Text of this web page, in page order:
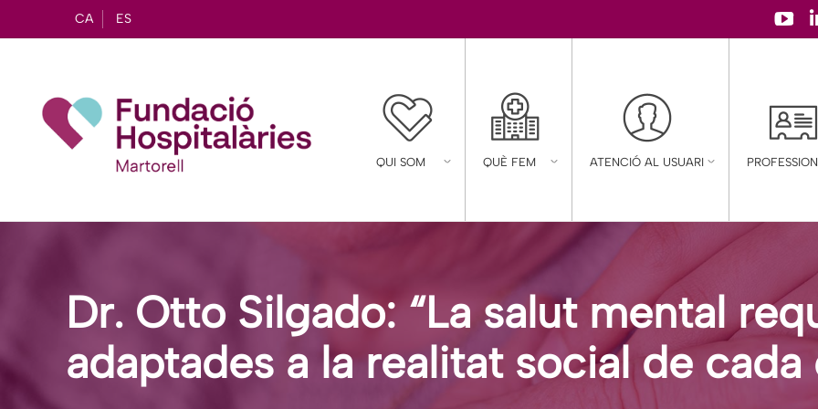
CA ES
in
QUI SOM QUÈ FEM ATENCIÓ AL USUARI
Dr. Otto Silgado: “La salut mental
adaptades a la realitat social de